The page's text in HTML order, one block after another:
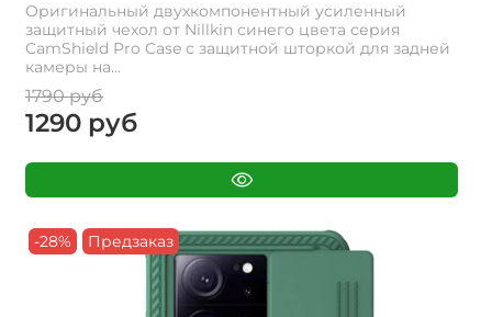
Оригинальный двухкомпонентный усиленный
защитный чехол от Nillkin синего цвета серия
CamShield Pro Case с защитной шторкой для задней
камеры на...
1790 руб
1290 руб
-28% Предзаказ